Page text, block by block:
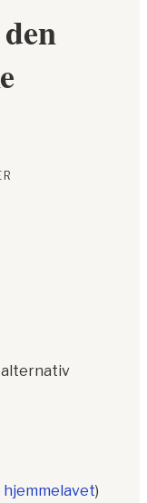
alternativ
hjemmelavet)